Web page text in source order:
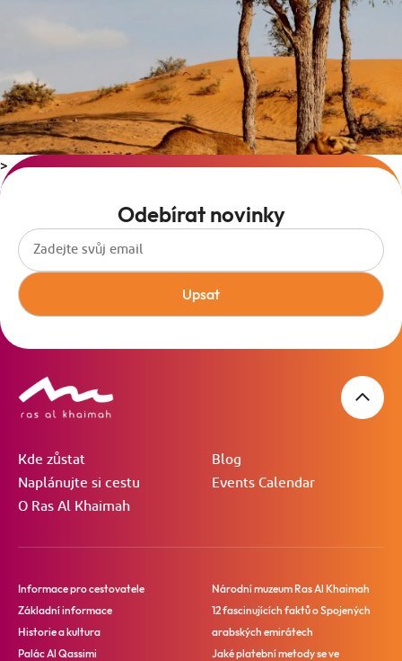
>
Odebírat novinky
Upsat
Kde zůstat
Naplánujte si cestu
O Ras Al Khaimah
Blog
Events Calendar
Informace pro cestovatele
Základní informace
Historie a kultura
Palác Al Qassimi
Národní muzeum Ras Al Khaimah
12 fascinujících faktů o Spojených
arabských emirátech
Jaké platební metody se ve